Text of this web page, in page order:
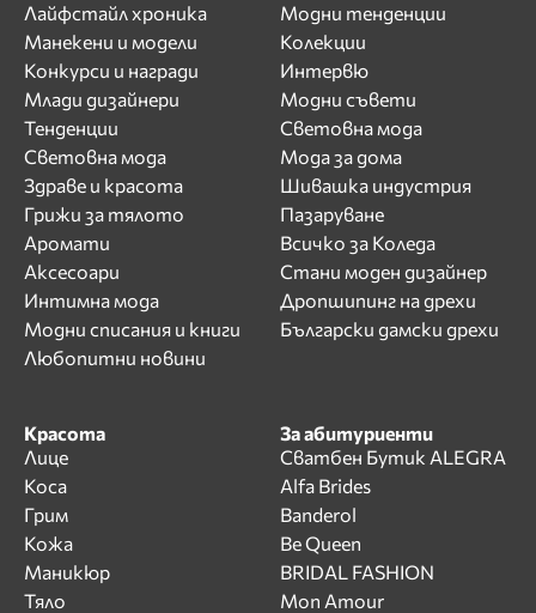
Лайфстайл хроника
Манекени и модели
Конкурси и награди
Млади дизайнери
Тенденции
Световна мода
Здраве и красота
Грижи за тялото
Аромати
Аксесоари
Интимна мода
Модни списания и книги
Любопитни новини
Модни тенденции
Колекции
Интервю
Модни съвети
Световна мода
Мода за дома
Шивашка индустрия
Пазаруване
Всичко за Коледа
Стани моден дизайнер
Дропшипинг на дрехи
Български дамски дрехи
Красота
Лице
Коса
Грим
Кожа
Маникюр
Тяло
За абитуриенти
Сватбен Бутик ALEGRA
Alfa Brides
Banderol
Be Queen
BRIDAL FASHION
Mon Amour